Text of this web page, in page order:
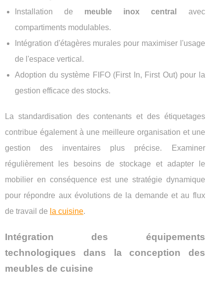
Installation de meuble inox central
avec
compartiments modulables.
Intégration d'étagères murales pour maximiser l'usage
de l'espace vertical.
Adoption du système FIFO (First In, First Out) pour la
gestion efficace des stocks.
La standardisation des contenants et des étiquetages
contribue également à une meilleure organisation et une
gestion des inventaires plus précise. Examiner
régulièrement les besoins de stockage et adapter le
mobilier en conséquence est une stratégie dynamique
pour répondre aux évolutions de la demande et au flux
de travail de la cuisine.
Intégration des équipements
technologiques dans la conception des
meubles de cuisine